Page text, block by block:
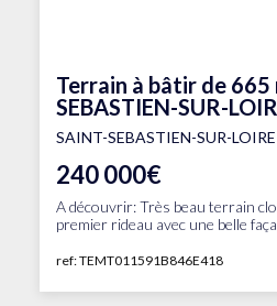
Terrain à bâtir de 665
SEBASTIEN-SUR-
SAINT-SEBASTIEN-SUR-LOIRE
240 000€
A découvrir: Très beau terrain
premier rideau avec une belle
ref: TEMT011591B846E418